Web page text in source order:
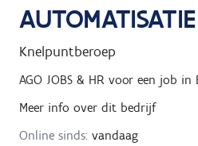
AUTOMATISATIE
Knelpuntberoep
AGO JOBS & HR voor een job in
Meer info over dit bedrijf
Online sinds: vandaag